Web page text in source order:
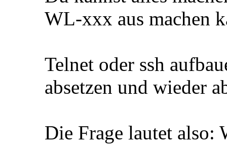
WL-xxx aus machen
Telnet oder ssh
absetzen und wieder
Die Frage lautet also: